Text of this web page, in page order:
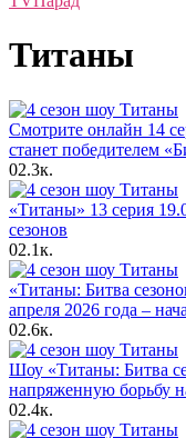
Титаны
Смотрите онлайн 14
станет победителем
02.3к.
«Титаны» 13 серия
сезонов
02.1к.
«Титаны: Битва
апреля 2026 года –
02.6к.
Шоу «Титаны: Битва
напряженную борьбу
02.4к.